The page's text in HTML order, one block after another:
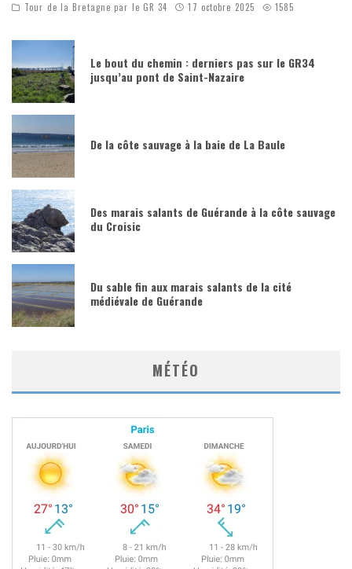
Tour de la Bretagne par le GR 34 17 octobre 2025 1585
Le bout du chemin : derniers pas sur le GR34
jusqu’au pont de Saint-Nazaire
De la côte sauvage à la baie de La Baule
Des marais salants de Guérande à la côte sauvage
du Croisic
Du sable fin aux marais salants de la cité
médiévale de Guérande
MÉTÉO